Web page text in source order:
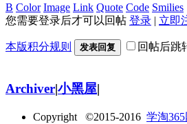
B Color Image Link Quote Code Smilies
您需要登录后才可以回帖 登录 | 立即
本版积分规则 发表回复 回帖后跳
Archiver|小黑屋|
Copyright ©2015-2016 学淘365